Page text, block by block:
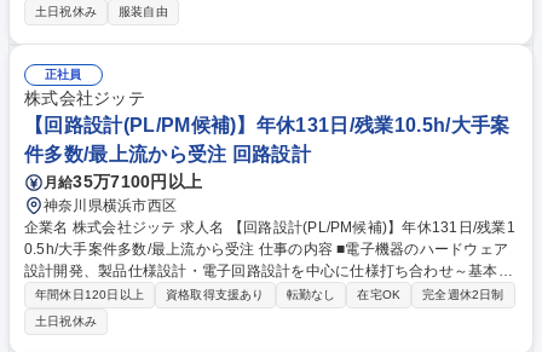
託と客先常駐の双方がございます。 【1】組込・制御FW開発：C言語等を
用いたマイコン・ドライバー制御 【2】OSポーティング：Linuxやリアル
タイムOSのハードへの移植 【3】アプリ開発：Android/iOS、Windows
(試験装置)向けアプリ ★ドローン、AR/VRなどトレンド案件も豊富。 ★
「月1回の営業面談」で希望のキャリアを徹底サポート。年休131日・平
均勤続10年の安心環境で、腰を据えて上流工程へ挑めます。 募集職種
【組込エンジニア】年休131日/大手案件多数/最上流工程から受注/最先端
案件◎
土日祝休み
服装自由
正社員
株式会社ジッテ
【回路設計(PL/PM候補)】年休131日/残業10.5h/大手案
件多数/最上流から受注 回路設計
月給35万7100円以上
神奈川県横浜市西区
企業名 株式会社ジッテ 求人名 【回路設計(PL/PM候補)】年休131日/残業1
0.5h/大手案件多数/最上流から受注 仕事の内容 ■電子機器のハードウェア
設計開発、製品仕様設計・電子回路設計を中心に仕様打ち合わせ～基本設
計～詳細設計・評価・検査まで幅広くご経験・スキルに合わせてご担当い
ただきます。 ■大手メーカー向けの製品開発を中心に行います。コア部分
の開発を任されており、持ち帰り案件も多数ございます。 ■PL/PM候補と
年間休日120日以上 資格取得支援あり 転勤なし 在宅OK
完全週休2日制
土日祝休み